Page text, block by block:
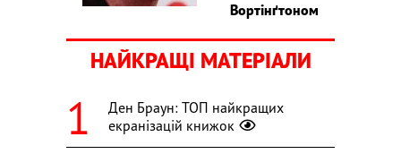
Вортінґтоном
НАЙКРАЩІ МАТЕРІАЛИ
Ден Браун: ТОП найкращих
екранізацій книжок